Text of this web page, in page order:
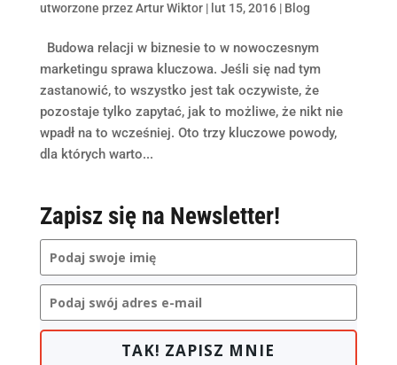
utworzone przezArtur Wiktor| lut 15, 2016| Blog
Budowa relacji w biznesie to w nowoczesnym
marketingu sprawa kluczowa. Jeśli się nad tym
zastanowić, to wszystko jest tak oczywiste, że
pozostaje tylko zapytać, jak to możliwe, że nikt nie
wpadł na to wcześniej. Oto trzy kluczowe powody,
dla których warto...
Zapisz się na Newsletter!
TAK! ZAPISZ MNIE